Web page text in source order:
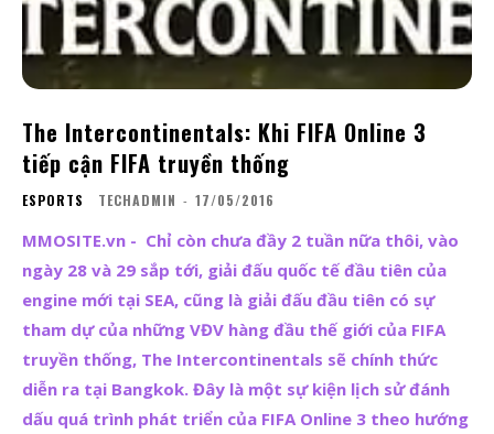
The Intercontinentals: Khi FIFA Online 3
tiếp cận FIFA truyền thống
ESPORTS TECHADMIN - 17/05/2016
MMOSITE.vn - Chỉ còn chưa đầy 2 tuần nữa thôi, vào
ngày 28 và 29 sắp tới, giải đấu quốc tế đầu tiên của
engine mới tại SEA, cũng là giải đấu đầu tiên có sự
tham dự của những VĐV hàng đầu thế giới của FIFA
truyền thống, The Intercontinentals sẽ chính thức
diễn ra tại Bangkok. Đây là một sự kiện lịch sử đánh
dấu quá trình phát triển của FIFA Online 3 theo hướng